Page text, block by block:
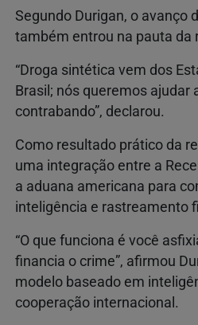
Segundo Durigan, o avanço
também entrou na pauta da
“Droga sintética vem dos
Brasil; nós queremos ajudar
contrabando”, declarou.
Como resultado prático da
uma integração entre a
a aduana americana para
inteligência e rastreamento
“O que funciona é você
financia o crime”, afirmou
modelo baseado em
cooperação internacional.